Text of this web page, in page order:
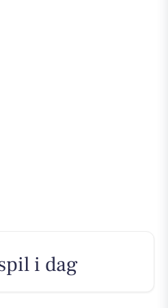
i dag